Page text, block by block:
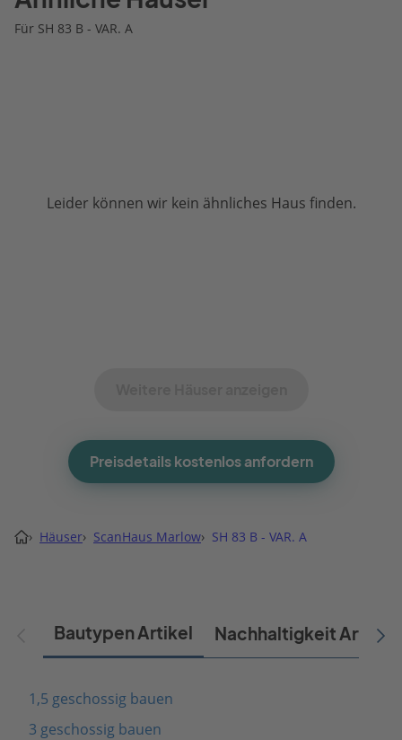
Für SH 83 B - VAR. A
Leider können wir kein ähnliches Haus finden.
Preisdetails kostenlos anfordern
› Häuser› ScanHaus Marlow› SH 83 B - VAR. A
Bautypen Artikel Nachhaltigkeit Artikel
1,5 geschossig bauen
3 geschossig bauen